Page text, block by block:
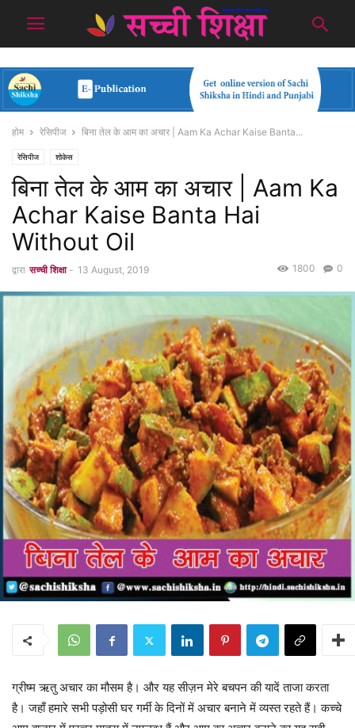
होम रेसिपीज बिना तेल के आम का अचार | Aam Ka Achar Kaise Banta...
रेसिपीज शोकेस
बिना तेल के आम का अचार | Aam Ka
Achar Kaise Banta Hai
Without Oil
द्वारा सच्ची शिक्षा - 13 August, 2019 0
1800
ग्रीष्म ऋतु अचार का मौसम है। और यह सीज़न मेरे बचपन की यादें ताजा करता
है। जहाँ हमारे सभी पड़ोसी घर गर्मी के दिनों में अचार बनाने में व्यस्त रहते हैं। कच्चे